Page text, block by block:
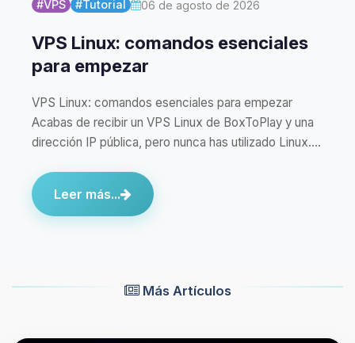
#VPS #Tutorial 06 de agosto de 2026
VPS Linux: comandos esenciales
para empezar
VPS Linux: comandos esenciales para empezar
Acabas de recibir un VPS Linux de BoxToPlay y una
dirección IP pública, pero nunca has utilizado Linux.…
Leer más...
Más Artículos